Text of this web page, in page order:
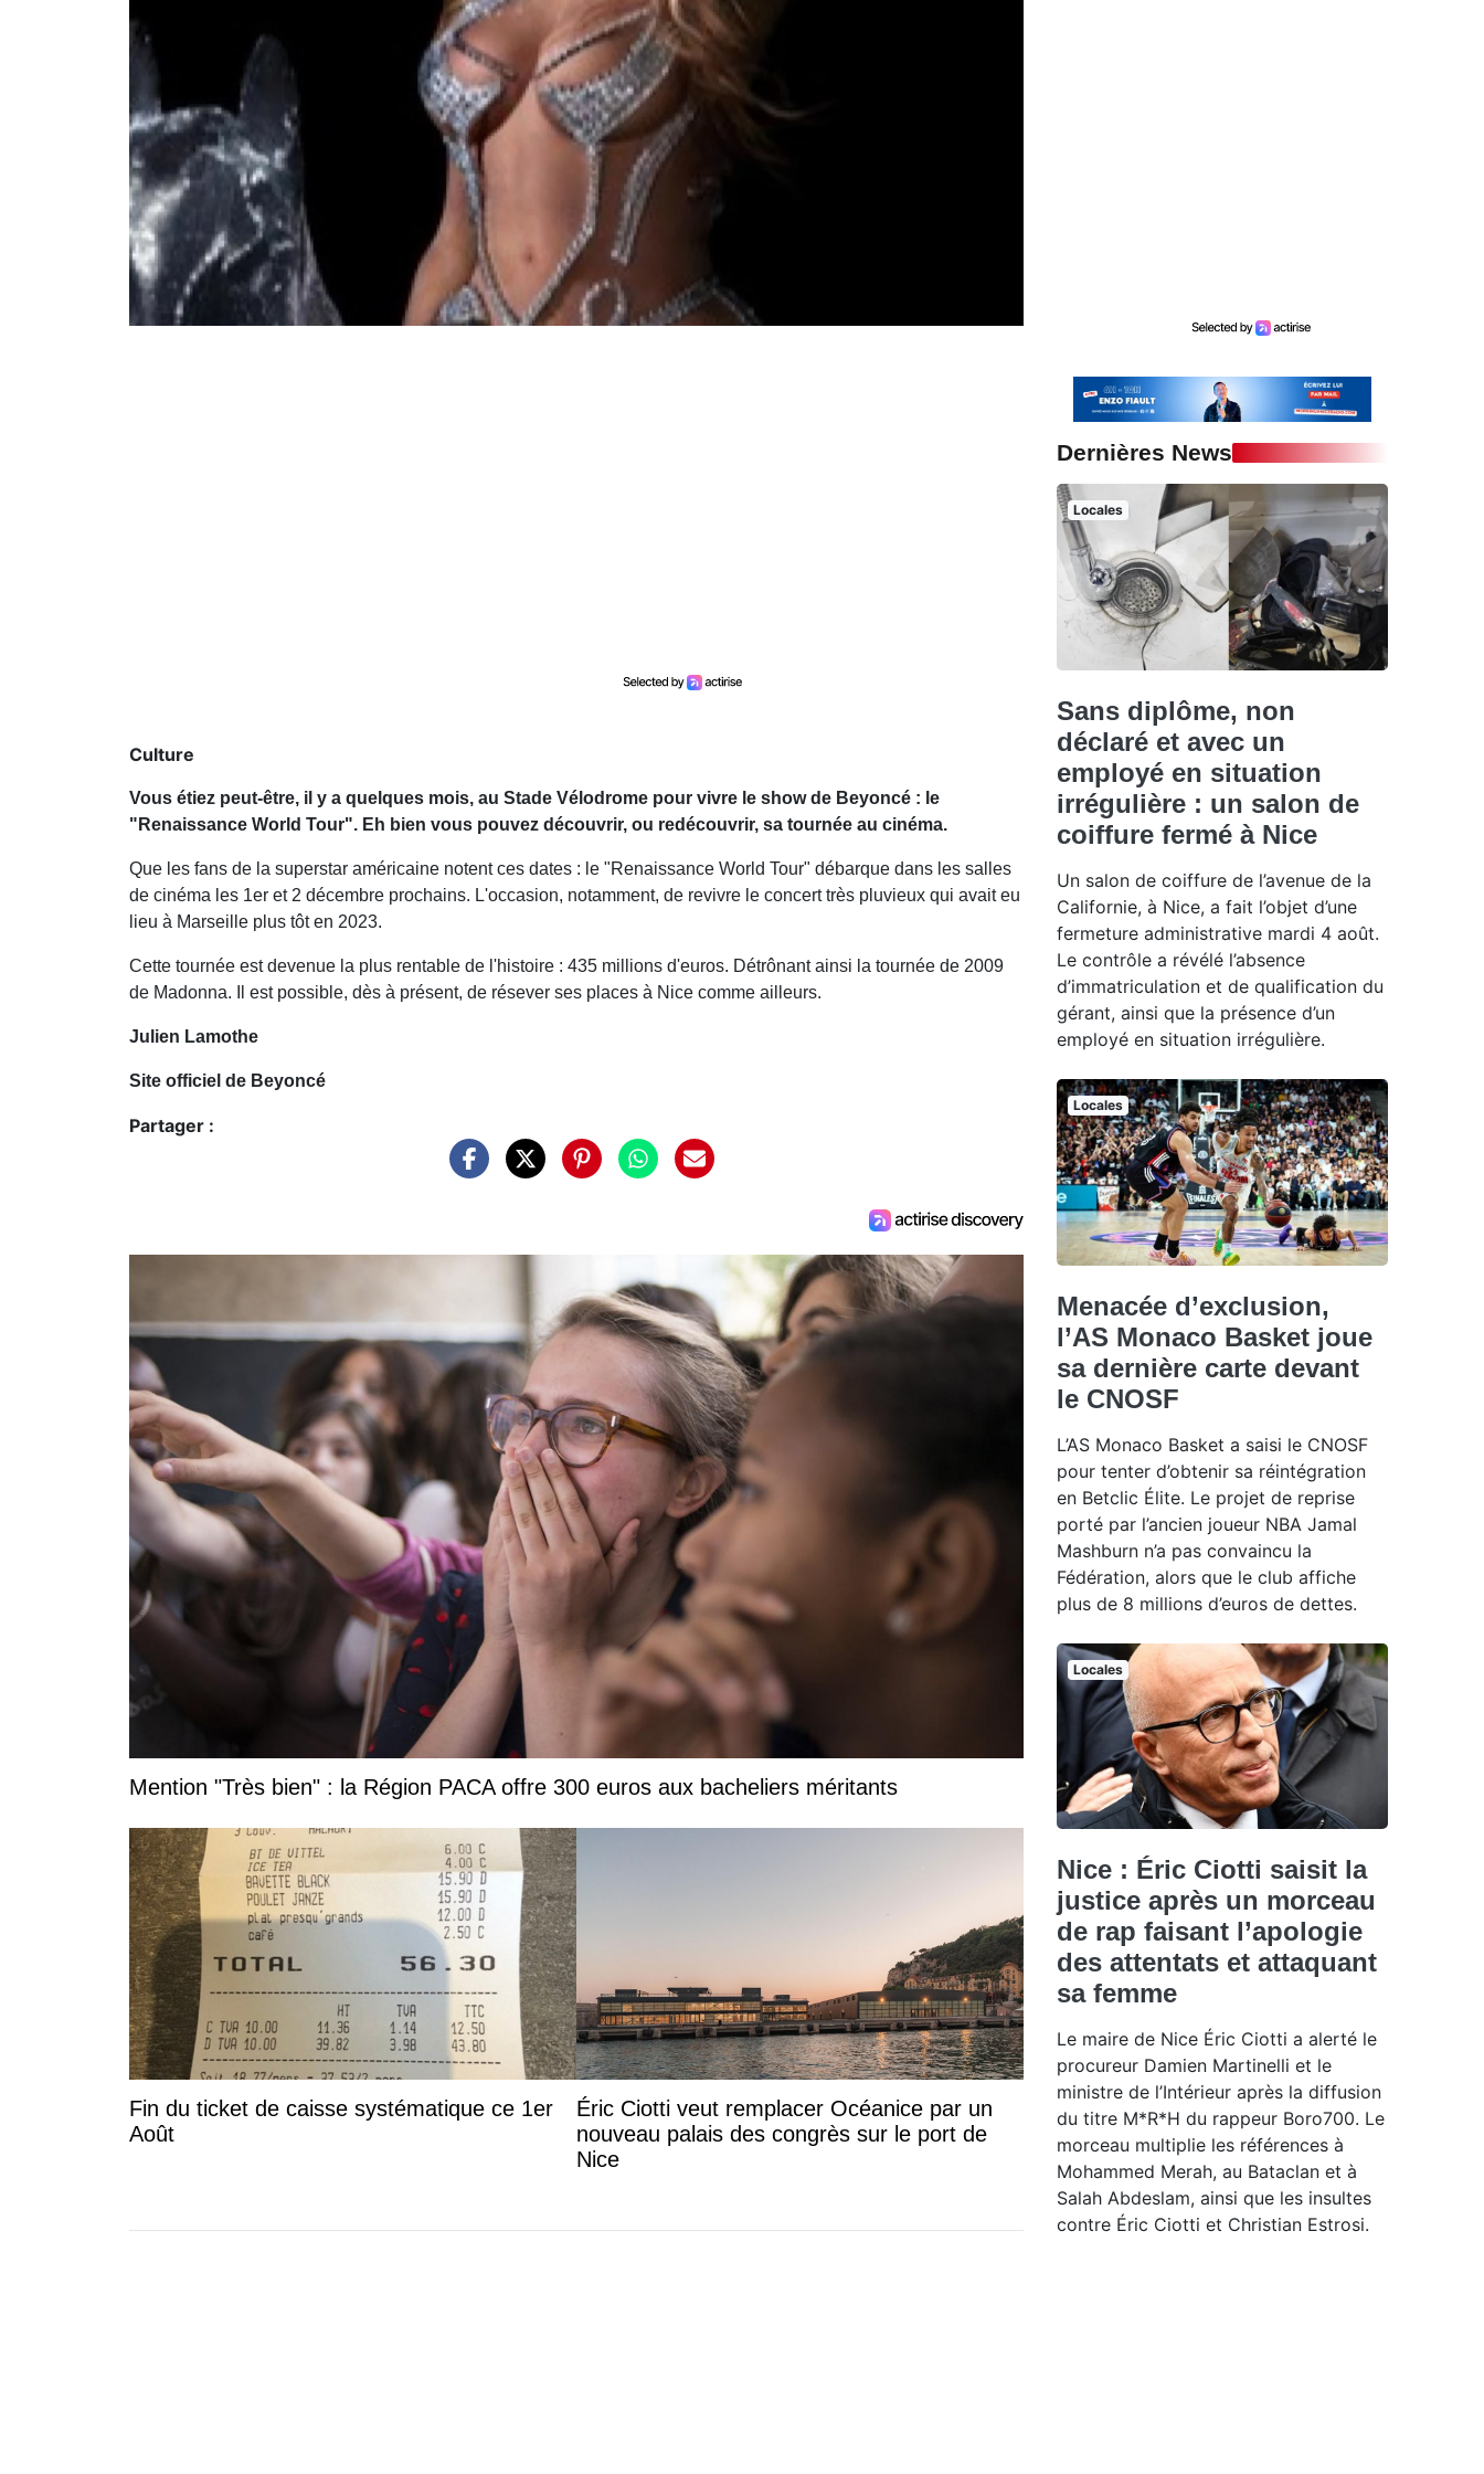
Culture
Vous étiez peut-être, il y a quelques mois, au Stade Vélodrome pour vivre le show de Beyoncé : le
"Renaissance World Tour". Eh bien vous pouvez découvrir, ou redécouvrir, sa tournée au cinéma.
Que les fans de la superstar américaine notent ces dates : le "Renaissance World Tour" débarque dans les salles
de cinéma les 1er et 2 décembre prochains. L'occasion, notamment, de revivre le concert très pluvieux qui avait eu
lieu à Marseille plus tôt en 2023.
Cette tournée est devenue la plus rentable de l'histoire : 435 millions d'euros. Détrônant ainsi la tournée de 2009
de Madonna. Il est possible, dès à présent, de résever ses places à Nice comme ailleurs.
Julien Lamothe
Site officiel de Beyoncé
Partager :
Mention "Très bien" : la Région PACA offre 300 euros aux bacheliers méritants
Fin du ticket de caisse systématique ce 1er
Août
Éric Ciotti veut remplacer Océanice par un
nouveau palais des congrès sur le port de
Nice
Dernières News
Locales
Sans diplôme, non
déclaré et avec un
employé en situation
irrégulière : un salon de
coiffure fermé à Nice
Un salon de coiffure de l’avenue de la
Californie, à Nice, a fait l’objet d’une
fermeture administrative mardi 4 août.
Le contrôle a révélé l’absence
d’immatriculation et de qualification du
gérant, ainsi que la présence d’un
employé en situation irrégulière.
Locales
Menacée d’exclusion,
l’AS Monaco Basket joue
sa dernière carte devant
le CNOSF
L’AS Monaco Basket a saisi le CNOSF
pour tenter d’obtenir sa réintégration
en Betclic Élite. Le projet de reprise
porté par l’ancien joueur NBA Jamal
Mashburn n’a pas convaincu la
Fédération, alors que le club affiche
plus de 8 millions d’euros de dettes.
Locales
Nice : Éric Ciotti saisit la
justice après un morceau
de rap faisant l’apologie
des attentats et attaquant
sa femme
Le maire de Nice Éric Ciotti a alerté le
procureur Damien Martinelli et le
ministre de l’Intérieur après la diffusion
du titre M*R*H du rappeur Boro700. Le
morceau multiplie les références à
Mohammed Merah, au Bataclan et à
Salah Abdeslam, ainsi que les insultes
contre Éric Ciotti et Christian Estrosi.